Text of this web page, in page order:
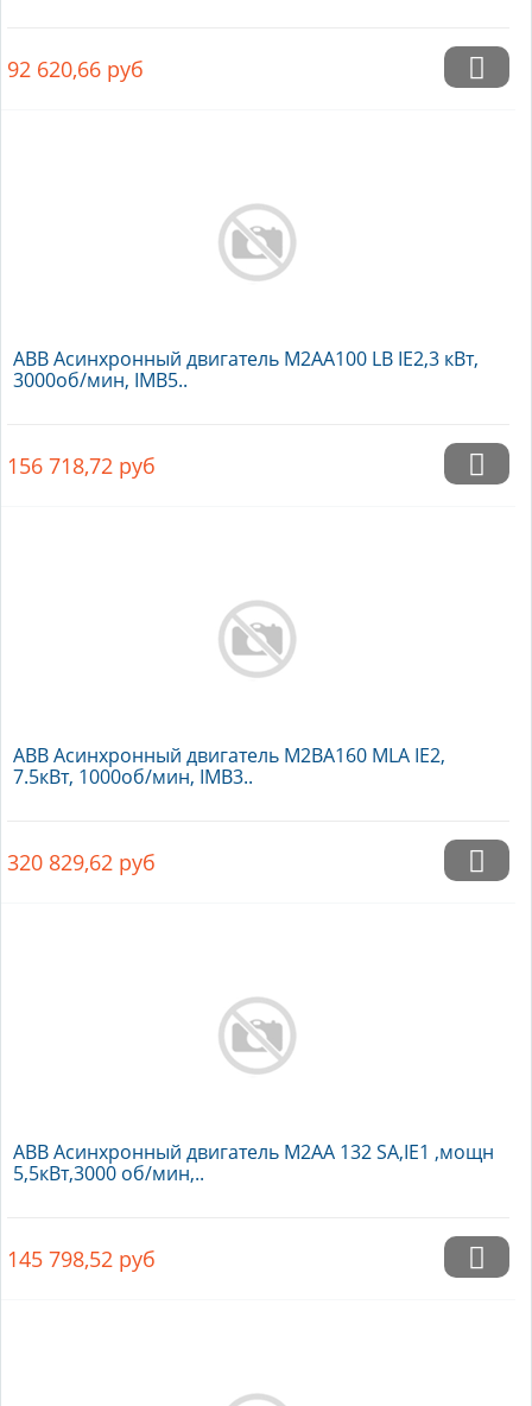
92 620,66 руб
ABB Асинхронный двигатель M2AA100 LB IE2,3 кВт,
3000об/мин, IMB5..
156 718,72 руб
ABB Асинхронный двигатель M2BA160 MLA IE2,
7.5кВт, 1000об/мин, IMB3..
320 829,62 руб
ABB Асинхронный двигатель M2AA 132 SA,IE1 ,мощн
5,5кВт,3000 об/мин,..
145 798,52 руб